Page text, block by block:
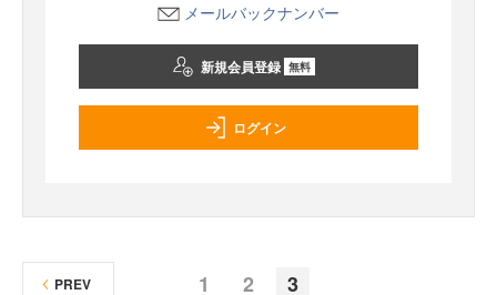
メールバックナンバー
新規会員登録 無料
ログイン
1 2 3
PREV